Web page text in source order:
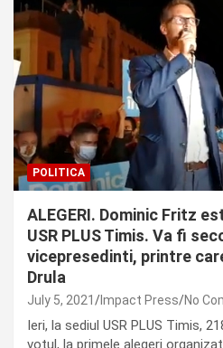
POLITICA
ALEGERI. Dominic Fritz
USR PLUS Timis. Va fi
vicepresedinti, printre
Drula
July 5, 2021 Impact Press No
Ieri, la sediul USR PLUS Timis,
votul, la primele alegeri